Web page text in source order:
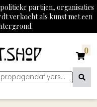
partijen, organisaties
verkocht als kunst met een
0